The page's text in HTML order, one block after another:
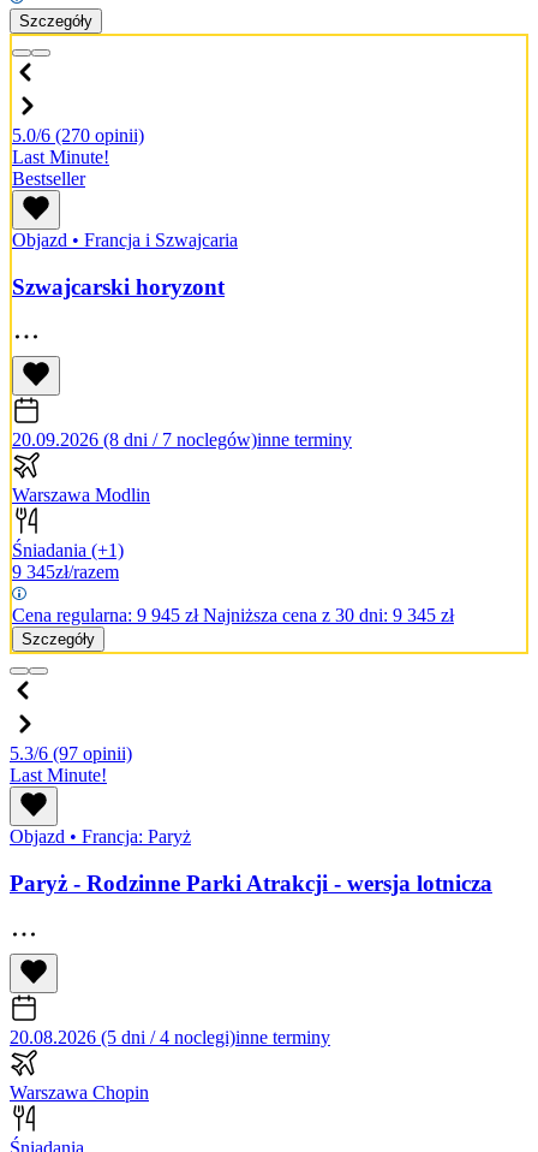
Szczegóły
5.0/6 (270 opinii)
Last Minute!
Bestseller
Objazd • Francja i Szwajcaria
Szwajcarski horyzont
20.09.2026 (8 dni / 7 noclegów)inne terminy
Warszawa Modlin
Śniadania (+1)
9 345zł/razem
Cena regularna: 9 945 złNajniższa cena z 30 dni: 9 345 zł
Szczegóły
5.3/6 (97 opinii)
Last Minute!
Objazd • Francja: Paryż
Paryż - Rodzinne Parki Atrakcji - wersja lotnicza
20.08.2026 (5 dni / 4 noclegi)inne terminy
Warszawa Chopin
Śniadania